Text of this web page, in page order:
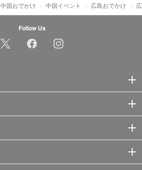
中国おでかけ 中国イベント 広島おでかけ
Follow Us